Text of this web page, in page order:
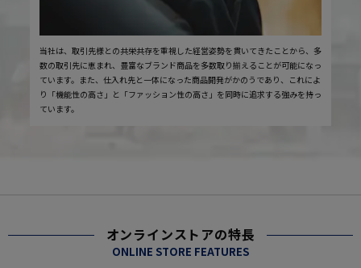
当社は、取引先様との共栄共存を重視した経営姿勢を貫いてきたことから、多
数の取引先に恵まれ、豊富なブランド商品を多数取り揃えることが可能になっ
ています。また、仕入れ先と一体になった商品開発がかのうであり、これによ
り「機能性の高さ」と「ファッション性の高さ」を同時に追求する強みを持っ
ています。
オンラインストアの特長
ONLINE STORE FEATURES